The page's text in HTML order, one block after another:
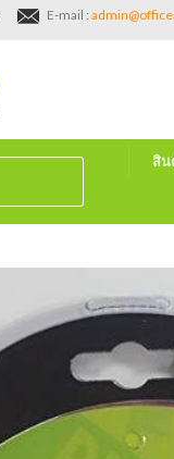
E-mail :
สิ